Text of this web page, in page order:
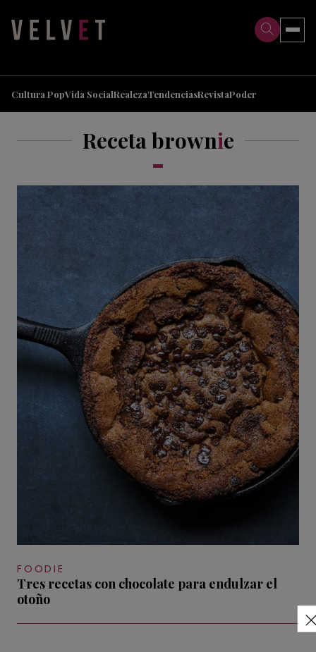
Cultura PopVida SocialRealezaTendenciasRevistaPoder
Receta brownie
FOODIE
Tres recetas con chocolate para endulzar el
otoño